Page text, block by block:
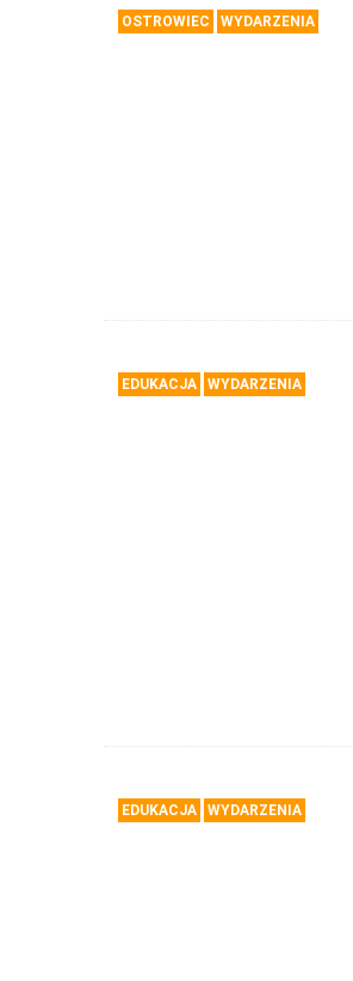
OSTROWIEC WYDARZENIA
EDUKACJA WYDARZENIA
EDUKACJA WYDARZENIA